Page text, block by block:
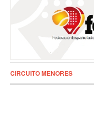
CIRCUITO MENORES